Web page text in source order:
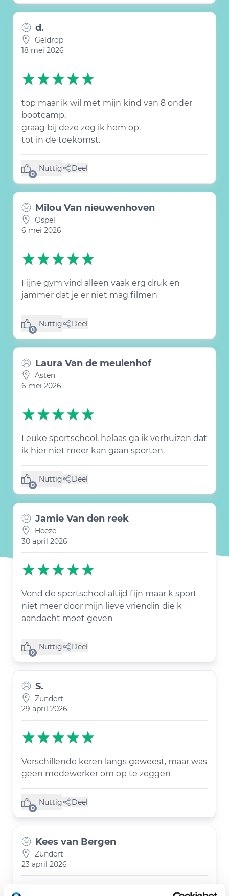
d.
Geldrop
18 mei 2026
top maar ik wil met mijn kind van 8 onder
bootcamp.
graag bij deze zeg ik hem op.
tot in de toekomst.
0
Nuttig
(0 like) Deel
Milou Van nieuwenhoven
Ospel
6 mei 2026
Fijne gym vind alleen vaak erg druk en
jammer dat je er niet mag filmen
0
Nuttig
(0 like) Deel
Laura Van de meulenhof
Asten
6 mei 2026
Leuke sportschool, helaas ga ik verhuizen dat
ik hier niet meer kan gaan sporten.
0
Nuttig
(0 like) Deel
Jamie Van den reek
Heeze
30 april 2026
Vond de sportschool altijd fijn maar k sport
niet meer door mijn lieve vriendin die k
aandacht moet geven
0
Nuttig
(0 like) Deel
S.
Zundert
29 april 2026
Verschillende keren langs geweest, maar was
geen medewerker om op te zeggen
0
Nuttig
(0 like) Deel
Kees van Bergen
Zundert
23 april 2026